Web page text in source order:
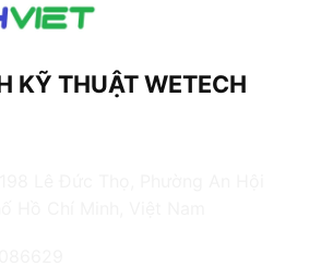
KỸ THUẬT WETECH